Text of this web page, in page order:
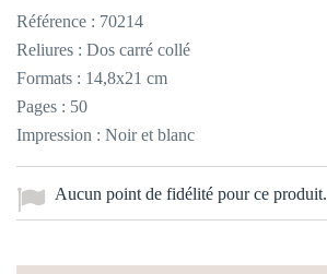
Référence : 70214
Reliures : Dos carré collé
Formats : 14,8x21 cm
Pages : 50
Impression : Noir et blanc
Aucun point de fidélité pour ce produit.